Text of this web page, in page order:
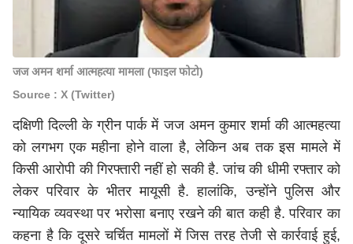
जज अमन शर्मा आत्महत्या मामला (फाइल फोटो)
Source : X (Twitter)
दक्षिणी दिल्ली के ग्रीन पार्क में जज अमन कुमार शर्मा की आत्महत्या
को लगभग एक महीना होने वाला है, लेकिन अब तक इस मामले में
किसी आरोपी की गिरफ्तारी नहीं हो सकी है. जांच की धीमी रफ्तार को
लेकर परिवार के भीतर मायूसी है. हालांकि, उन्होंने पुलिस और
न्यायिक व्यवस्था पर भरोसा बनाए रखने की बात कही है. परिवार का
कहना है कि दूसरे चर्चित मामलों में जिस तरह तेजी से कार्रवाई हुई,